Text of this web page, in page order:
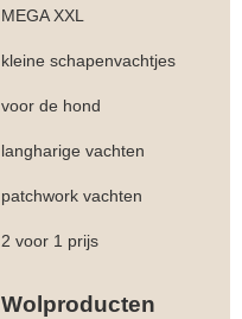
MEGA XXL
kleine schapenvachtjes
voor de hond
langharige vachten
patchwork vachten
2 voor 1 prijs
Wolproducten